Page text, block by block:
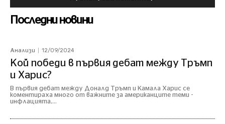
Последни новини
Анализи 12/09/2024
Кой победи в първия дебат между Тръмп
и Харис?
В първия дебат между Доналд Тръмп и Камала Харис се
коментираха много от важните за американците теми -
инфлацията,...